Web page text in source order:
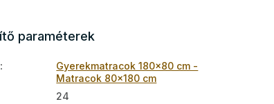
paraméterek
:
Gyerekmatracok 180x80 cm -
Matracok 80x180 cm
24